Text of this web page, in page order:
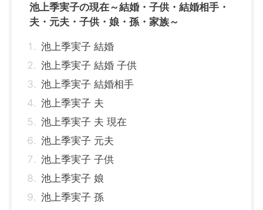
池上季実子の現在～結婚・子供・結婚相手・
夫・元夫・子供・娘・孫・家族～
池上季実子 結婚
池上季実子 結婚 子供
池上季実子 結婚相手
池上季実子 夫
池上季実子 夫 現在
池上季実子 元夫
池上季実子 子供
池上季実子 娘
池上季実子 孫